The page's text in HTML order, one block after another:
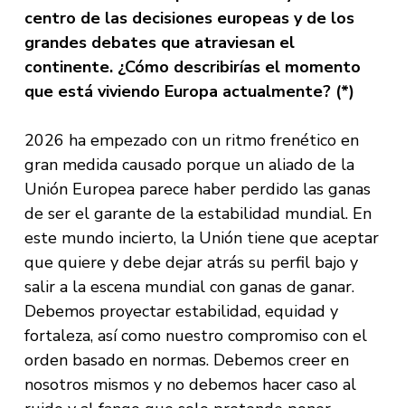
centro de las decisiones europeas y de los
grandes debates que atraviesan el
continente. ¿Cómo describirías el momento
que está viviendo Europa actualmente? (*)
2026 ha empezado con un ritmo frenético en
gran medida causado porque un aliado de la
Unión Europea parece haber perdido las ganas
de ser el garante de la estabilidad mundial. En
este mundo incierto, la Unión tiene que aceptar
que quiere y debe dejar atrás su perfil bajo y
salir a la escena mundial con ganas de ganar.
Debemos proyectar estabilidad, equidad y
fortaleza, así como nuestro compromiso con el
orden basado en normas. Debemos creer en
nosotros mismos y no debemos hacer caso al